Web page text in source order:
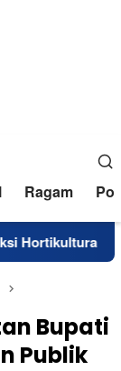
Ragam
Bupati
Publik